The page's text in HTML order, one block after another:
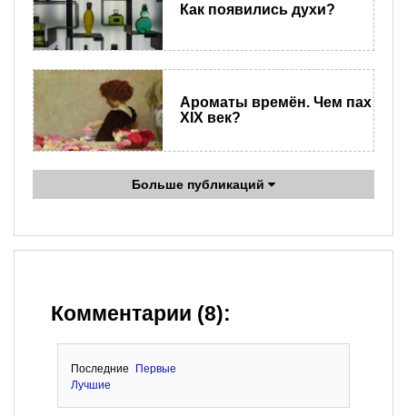
Как появились духи?
Ароматы времён. Чем пах
XIX век?
Больше публикаций
Комментарии (8):
Последние
Первые
Лучшие